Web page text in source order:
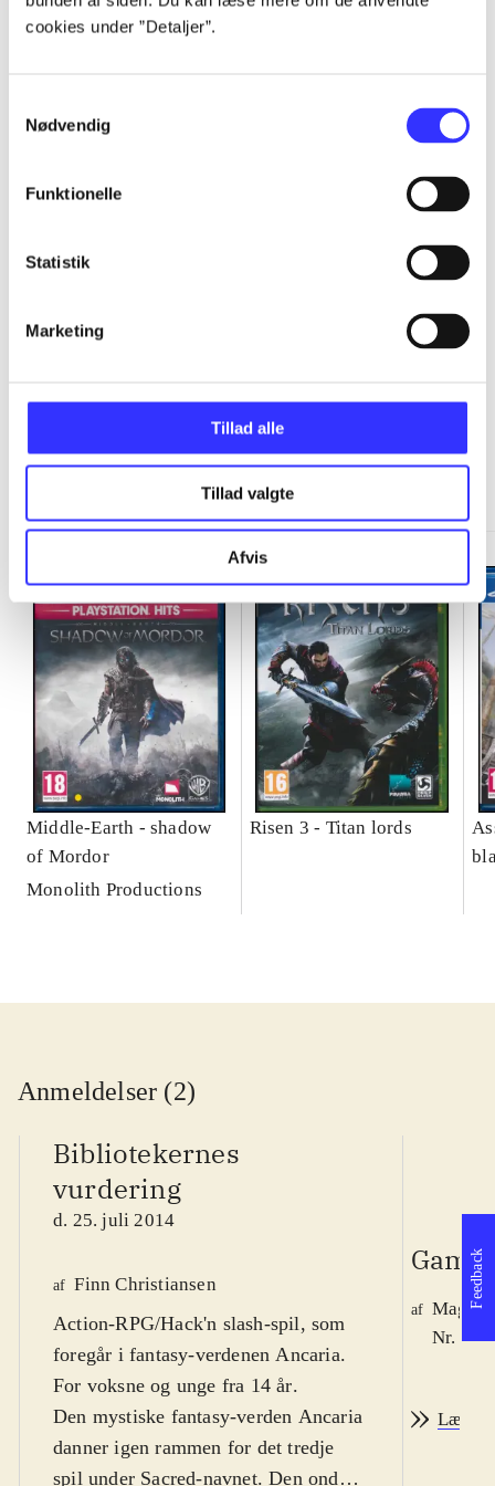
cookies under ”Detaljer”.
Nødvendig
Funktionelle
Statistik
Marketing
Tillad alle
Tillad valgte
Afvis
...
Minder om
Middle-Earth - shadow
of Mordor
Monolith Productions
Risen 3 - Titan lords
Anmeldelser (2)
Bibliotekernes
vurdering
d. 25. juli 2014
af Finn Christiansen
Action-RPG/Hack'n slash-spil, som
foregår i fantasy-verdenen Ancaria.
For voksne og unge fra 14 år.
Den mystiske fantasy-verden Ancaria
danner igen rammen for det tredje
spil under Sacred-navnet. Den onde
af
Nr.
Læs
Feedback